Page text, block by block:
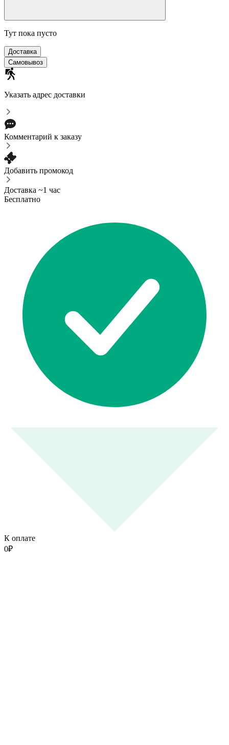
Тут пока пусто
Доставка
Самовывоз
Указать адрес доставки
Комментарий к заказу
Добавить промокод
Доставка ~1 час
Бесплатно
К оплате
0₽